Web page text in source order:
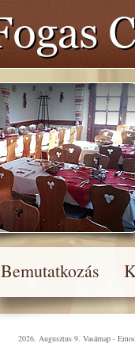
Bemutatkozás
2026. Augusztus 9. Vasárnap -